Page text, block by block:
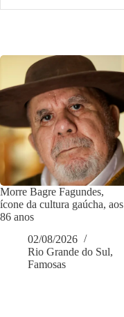
Morre Bagre Fagundes,
ícone da cultura gaúcha, aos
86 anos
02/08/2026
Rio Grande do Sul,
Famosas